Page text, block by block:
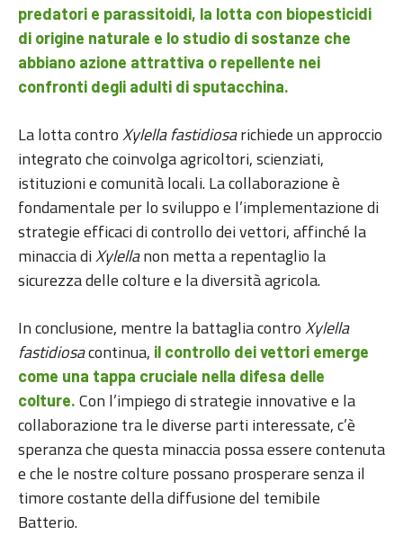
predatori e parassitoidi, la lotta con biopesticidi
di origine naturale e lo studio di sostanze che
abbiano azione attrattiva o repellente nei
confronti degli adulti di sputacchina.
La lotta controXylella fastidiosarichiede un approccio
integrato che coinvolga agricoltori, scienziati,
istituzioni e comunità locali. La collaborazione è
fondamentale per lo sviluppo e l’implementazione di
strategie efficaci di controllo dei vettori, affinché la
minaccia diXylellanon metta a repentaglio la
sicurezza delle colture e la diversità agricola.
In conclusione, mentre la battaglia controXylella
fastidiosacontinua, il controllo dei vettori emerge
come una tappa cruciale nella difesa delle
colture. Con l’impiego di strategie innovative e la
collaborazione tra le diverse parti interessate, c’è
speranza che questa minaccia possa essere contenuta
e che le nostre colture possano prosperare senza il
timore costante della diffusione del temibile
Batterio.